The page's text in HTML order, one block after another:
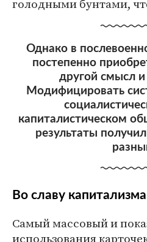
голодными бунтами,
Однако в
постепенно
другой смысл и
Модифицировать
капиталистическом
результаты
Во славу капитализма
Самый массовый и
использования